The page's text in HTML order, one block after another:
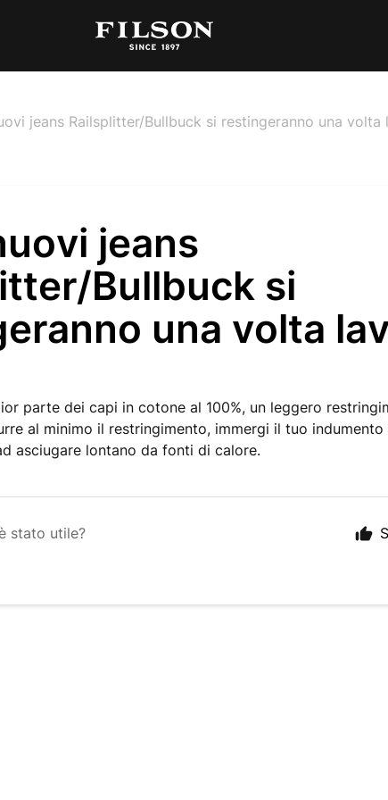
jeans Railsplitter/Bullbuck si restingeranno una volta
jeans
Bullbuck si
una volta
parte dei capi in cotone al 100%, un leggero
al minimo il restringimento, immergi il tuo indumento
asciugare lontano da fonti di calore.
stato utile?